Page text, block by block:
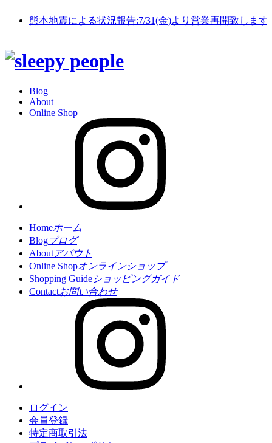
熊本地震による状況報告:7/31(金)より営業再開致します
Blog
About
Online Shop
Homeホーム
Blogブログ
About アバウト
Online Shopオンラインショップ
Shopping Guideショッピングガイド
Contactお問い合わせ
ログイン
会員登録
特定商取引法